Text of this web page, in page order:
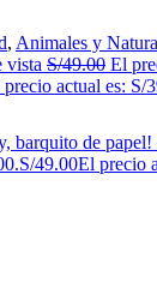
, Animales y
vista S/49.00 El
actual es: S/
barquito de papel!
S/49.00El precio